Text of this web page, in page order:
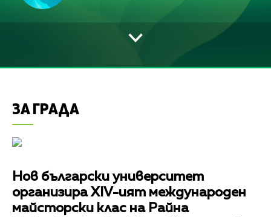
ЗА ГРАДА
Нов български университет
организира XIV-ият международен
майсторски клас на Райна